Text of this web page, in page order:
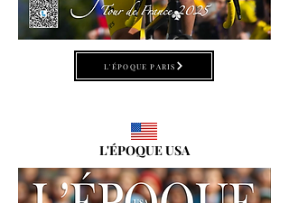
L'ÉPOQUE PARIS
L'ÉPOQUE USA